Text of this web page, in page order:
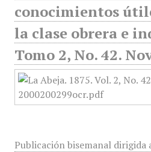
conocimientos
la clase obrera e
Tomo 2, No. 42.
Publicación bisemanal dirigida